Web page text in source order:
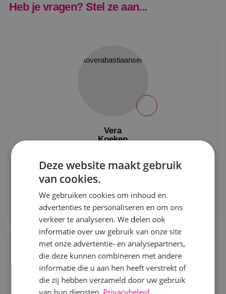
Heb je vragen? Stel ze aan...
Vera
Koeken
Stuur Vera een e-mail
Deze website maakt gebruik
van cookies.
We gebruiken cookies om inhoud en
advertenties te personaliseren en om ons
verkeer te analyseren. We delen ook
informatie over uw gebruik van onze site
met onze advertentie- en analysepartners,
die deze kunnen combineren met andere
informatie die u aan hen heeft verstrekt of
die zij hebben verzameld door uw gebruik
van hun diensten. Privacybeleid